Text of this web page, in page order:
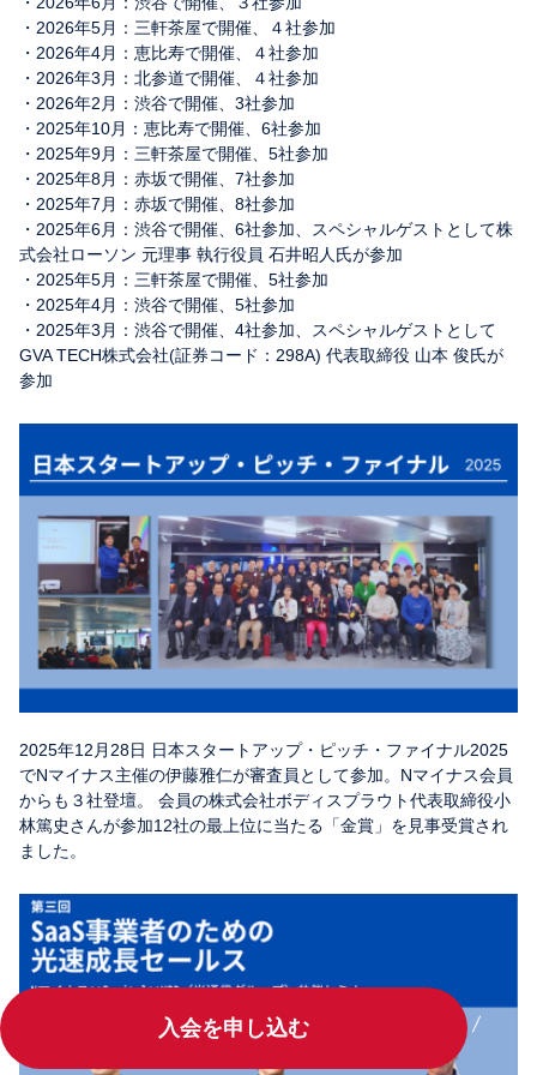
・2026年5月：三軒茶屋で開催、４社参加
・2026年4月：恵比寿で開催、４社参加
・2026年3月：北参道で開催、４社参加
・2026年2月：渋谷で開催、3社参加
・2025年10月：恵比寿で開催、6社参加
・2025年9月：三軒茶屋で開催、5社参加
・2025年8月：赤坂で開催、7社参加
・2025年7月：赤坂で開催、8社参加
・2025年6月：渋谷で開催、6社参加、スペシャルゲストとして株
式会社ローソン 元理事 執行役員 石井昭人氏が参加
・2025年5月：三軒茶屋で開催、5社参加
・2025年4月：渋谷で開催、5社参加
・2025年3月：渋谷で開催、4社参加、スペシャルゲストとして
GVA TECH株式会社(証券コード：298A) 代表取締役 山本 俊氏が
参加
2025年12月28日 日本スタートアップ・ピッチ・ファイナル2025
でNマイナス主催の伊藤雅仁が審査員として参加。Nマイナス会員
からも３社登壇。 会員の株式会社ボディスプラウト代表取締役小
林篤史さんが参加12社の最上位に当たる「金賞」を見事受賞され
ました。
入会を申し込む